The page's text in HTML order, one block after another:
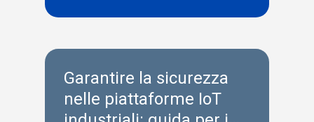
Garantire la sicurezza
nelle piattaforme IoT